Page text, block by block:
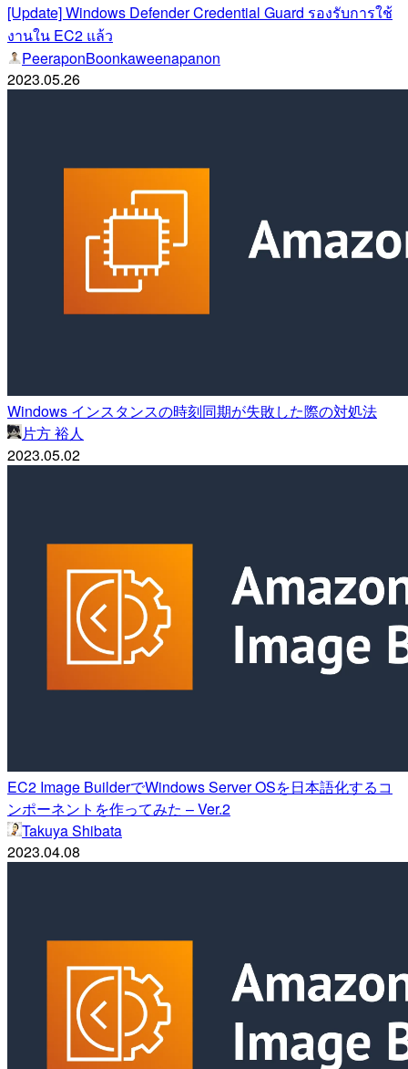
[Update] Windows Defender Credential Guard รองรับการใช้
งานใน EC2 แล้ว
PeeraponBoonkaweenapanon
2023.05.26
Windows インスタンスの時刻同期が失敗した際の対処法
片方 裕人
2023.05.02
EC2 Image BuilderでWindows Server OSを日本語化するコ
ンポーネントを作ってみた – Ver.2
Takuya Shibata
2023.04.08